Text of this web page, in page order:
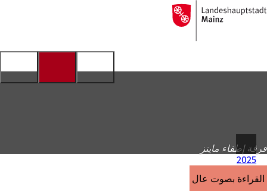
الانتقال إلى المحتوى
إلى
الصفحة
فرقة إطفاء ماينز
2025
القراءة بصوت عالٍ